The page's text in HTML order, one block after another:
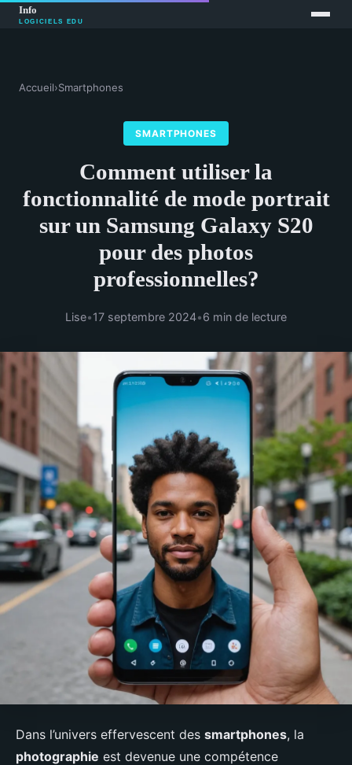
Accueil›Smartphones
SMARTPHONES
Comment utiliser la
fonctionnalité de mode portrait
sur un Samsung Galaxy S20
pour des photos
professionnelles?
Lise•17 septembre 2024•6 min de lecture
Dans l’univers effervescent des smartphones, la
photographie est devenue une compétence